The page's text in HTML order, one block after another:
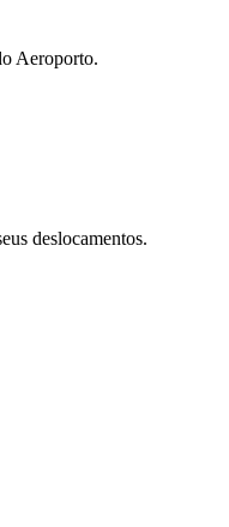
Aeroporto.
deslocamentos.